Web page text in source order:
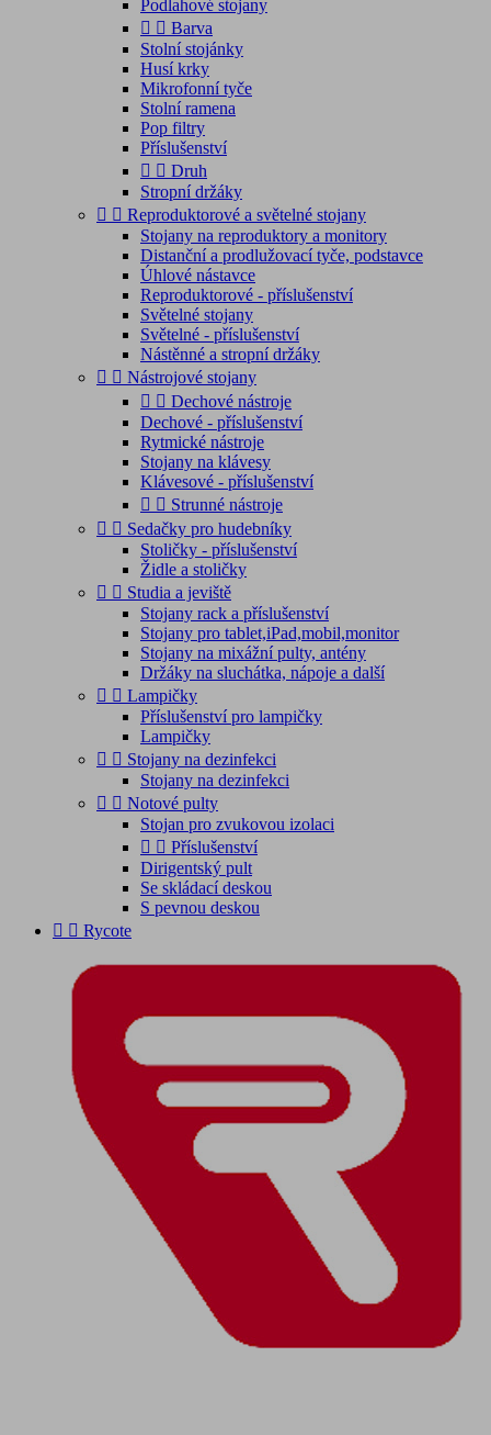
Podlahové stojany
  Barva
Stolní stojánky
Husí krky
Mikrofonní tyče
Stolní ramena
Pop filtry
Příslušenství
  Druh
Stropní držáky
  Reproduktorové a světelné stojany
Stojany na reproduktory a monitory
Distanční a prodlužovací tyče, podstavce
Úhlové nástavce
Reproduktorové - příslušenství
Světelné stojany
Světelné - příslušenství
Nástěnné a stropní držáky
  Nástrojové stojany
  Dechové nástroje
Dechové - příslušenství
Rytmické nástroje
Stojany na klávesy
Klávesové - příslušenství
  Strunné nástroje
  Sedačky pro hudebníky
Stoličky - příslušenství
Židle a stoličky
  Studia a jeviště
Stojany rack a příslušenství
Stojany pro tablet,iPad,mobil,monitor
Stojany na mixážní pulty, antény
Držáky na sluchátka, nápoje a další
  Lampičky
Příslušenství pro lampičky
Lampičky
  Stojany na dezinfekci
Stojany na dezinfekci
  Notové pulty
Stojan pro zvukovou izolaci
  Příslušenství
Dirigentský pult
Se skládací deskou
S pevnou deskou
  Rycote